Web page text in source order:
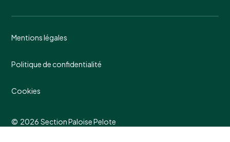
© 2026 Section Paloise Pelote
Mentions légales
Politique de confidentialité
Cookies